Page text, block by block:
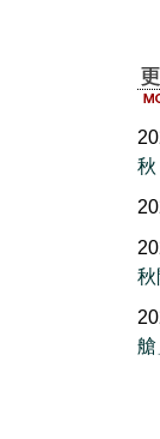
秋
秋
艙